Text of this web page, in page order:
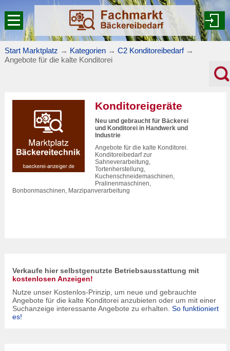
Start Marktplatz → Kategorien → C2 Konditoreibedarf →
Angebote für die kalte Konditorei
Konditoreigeräte
Neu und gebraucht für Bäckerei
und Konditorei in Handwerk und
Industrie
Angebote für die kalte Konditorei.
Konditoreibedarf zur
Sahneverarbeitung,
Tortenherstellung,
Kuchenschneidemaschinen,
Pralinenmaschinen,
Bonbonmaschinen, Marzipanverarbeitung
Verkaufe hier selbstgenutzte Betriebsausstattung mit
kostenlosen Anzeigen!
Nutze unser Kostenlos-Prinzip, um neue und gebrauchte
Angebote für die kalte Konditorei anzubieten oder um mit einer
Suchanzeige interessante Angebote zu erhalten. So funktioniert
es!